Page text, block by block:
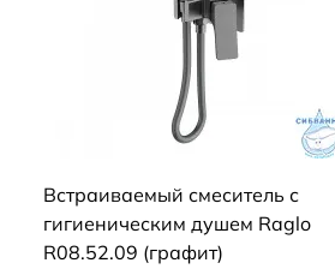
Встраиваемый смеситель с
гигиеническим душем Raglo
R08.52.09 (графит)